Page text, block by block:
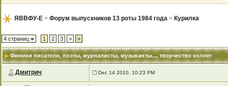
ЯВВФУ-Е > Форум выпускников 13 роты 1984 года > Курилка
4 страниц 1 2 3 > »
Финики писатели, поэты, журналисты, музыканты..., творчество коллег
Дмитрич Dec 14 2010, 10:23 PM